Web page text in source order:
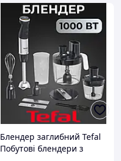
Блендер заглибний Tefal
Побутові блендери з